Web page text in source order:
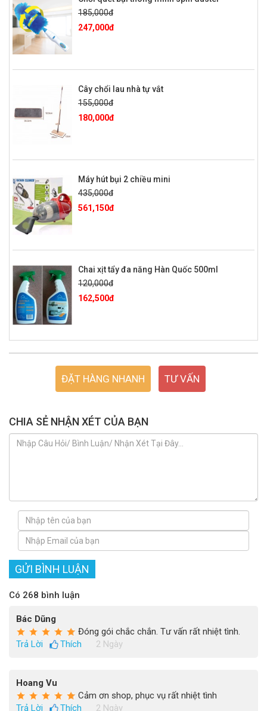
185,000đ
247,000đ
Cây chổi lau nhà tự vắt
155,000đ
180,000đ
Máy hút bụi 2 chiều mini
435,000đ
561,150đ
Chai xịt tẩy đa năng Hàn Quốc 500ml
120,000đ
162,500đ
ĐẶT HÀNG NHANH TƯ VẤN
CHIA SẺ NHẬN XÉT CỦA BẠN
GỬI BÌNH LUẬN
Có 268 bình luận
Bác Dũng
Đóng gói chắc chắn. Tư vấn rất nhiệt tình.
Trả Lời
Thích 2 Ngày
Hoang Vu
Cảm ơn shop, phục vụ rất nhiệt tình
Trả Lời
Thích 2 Ngày